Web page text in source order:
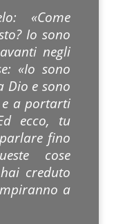
«Come
Io sono
negli
«Io sono
Dio e sono
a portarti
ecco, tu
fino
cose
creduto
a